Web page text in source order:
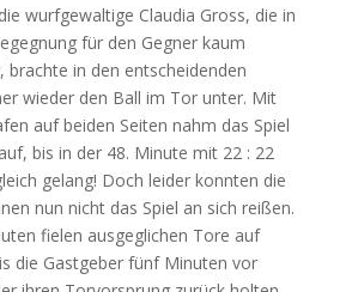
wurfgewaltige Claudia Gross, die in
für den Gegner kaum
brachte in den entscheidenden
wieder den Ball im Tor unter. Mit
auf beiden Seiten nahm das Spiel
bis in der 48. Minute mit 22 : 22
gelang! Doch leider konnten die
nun nicht das Spiel an sich reißen.
fielen ausgeglichen Tore auf
die Gastgeber fünf Minuten vor